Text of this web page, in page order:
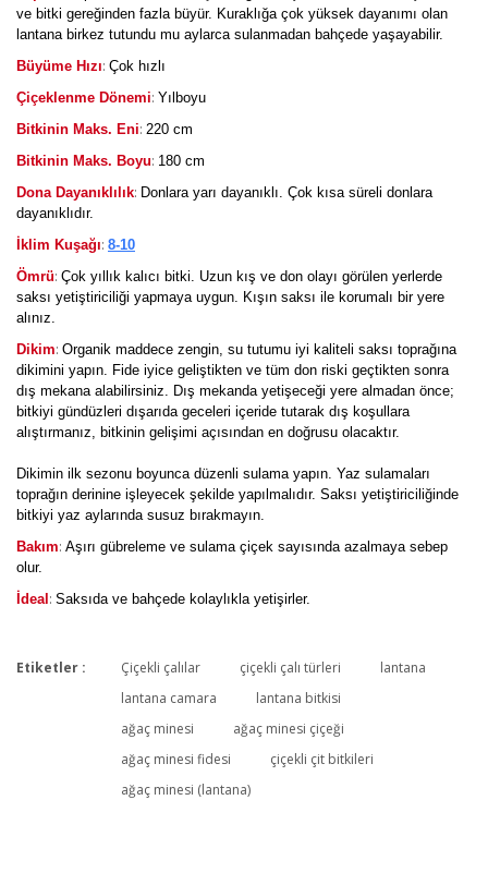
ve bitki gereğinden fazla büyür. Kuraklığa çok yüksek dayanımı olan
lantana birkez tutundu mu aylarca sulanmadan bahçede yaşayabilir.
Büyüme Hızı: Çok hızlı
Çiçeklenme Dönemi: Yılboyu
Bitkinin Maks. Eni: 220 cm
Bitkinin Maks. Boyu: 180 cm
Dona Dayanıklılık: Donlara yarı dayanıklı. Çok kısa süreli donlara
dayanıklıdır.
İklim Kuşağı: 8-10
Ömrü: Çok yıllık kalıcı bitki. Uzun kış ve don olayı görülen yerlerde
saksı yetiştiriciliği yapmaya uygun. Kışın saksı ile korumalı bir yere
alınız.
Dikim: Organik maddece zengin, su tutumu iyi kaliteli saksı toprağına
dikimini yapın. Fide iyice geliştikten ve tüm don riski geçtikten sonra
dış mekana alabilirsiniz. Dış mekanda yetişeceği yere almadan önce;
bitkiyi gündüzleri dışarıda geceleri içeride tutarak dış koşullara
alıştırmanız, bitkinin gelişimi açısından en doğrusu olacaktır.
Dikimin ilk sezonu boyunca düzenli sulama yapın. Yaz sulamaları
toprağın derinine işleyecek şekilde yapılmalıdır. Saksı yetiştiriciliğinde
bitkiyi yaz aylarında susuz bırakmayın.
Bakım: Aşırı gübreleme ve sulama çiçek sayısında azalmaya sebep
olur.
İdeal : Saksıda ve bahçede kolaylıkla yetişirler.
Bu ürüne ilk yorumu siz yapın!
Yorum Yaz
Etiketler : Çiçekli çalılar çiçekli çalı türleri
lantana
lantana camara
lantana bitkisi
ağaç minesi
ağaç minesi çiçeği
ağaç minesi fidesi
çiçekli çit bitkileri
ağaç minesi (lantana)